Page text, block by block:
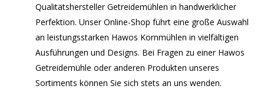
Qualitätshersteller Getreidemühlen in handwerklicher
Perfektion. Unser Online-Shop führt eine große Auswahl
an leistungsstarken Hawos Kornmühlen in vielfältigen
Ausführungen und Designs. Bei Fragen zu einer Hawos
Getreidemühle oder anderen Produkten unseres
Sortiments können Sie sich stets an uns wenden.